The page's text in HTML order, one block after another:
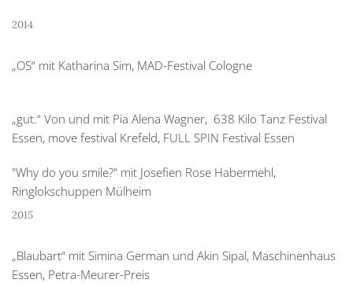
2014
„OS“ mit Katharina Sim, MAD-Festival Cologne
„gut.“ Von und mit Pia Alena Wagner, 638 Kilo Tanz Festival
Essen, move festival Krefeld, FULL SPIN Festival Essen
"Why do you smile?" mit Josefien Rose Habermehl,
Ringlokschuppen Mülheim
2015
„Blaubart“ mit Simina German und Akin Sipal, Maschinenhaus
Essen, Petra-Meurer-Preis